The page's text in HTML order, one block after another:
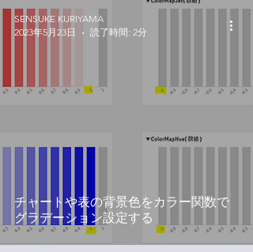
チャートや表の背景色をカラー関数で
グラデーション設定する
SENSUKE KURIYAMA
2023年5月23日
読了時間: 2分